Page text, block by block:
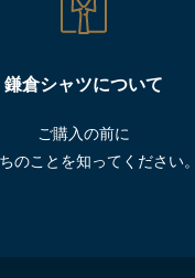
鎌倉シャツについて
ご購入の前に
のことを知ってください。